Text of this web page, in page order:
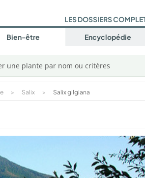
LES DOSSIERS
Bien-être Encyclopédie
une plante par nom ou critères
> Salix > Salix gilgiana